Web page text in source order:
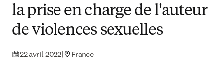
la prise en charge de l'auteur
de violences sexuelles
22 avril 2022| France